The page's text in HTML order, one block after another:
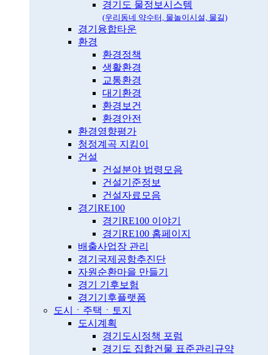
경기도 물정보시스템
(우리동네 약수터, 물놀이시설, 물길)
경기융합타운
환경
환경정책
생활환경
교통환경
대기환경
환경보건
환경안전
환경영향평가
청정계곡 지킴이
건설
건설분야 법령모음
건설기준정보
건설자료모음
경기RE100
경기RE100 이야기
경기RE100 홈페이지
배출사업장 관리
경기국제공항추진단
자원순환마을 만들기
경기 기후보험
경기기후플랫폼
도시ㆍ주택ㆍ토지
도시계획
경기도시정책 포럼
경기도 집합건물 표준관리규약